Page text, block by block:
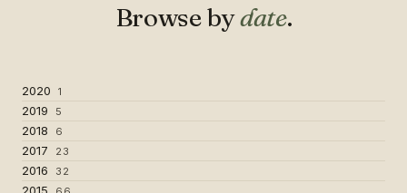
Browse bydate.
2020 1
2019 5
2018 6
2017 23
2016 32
2015